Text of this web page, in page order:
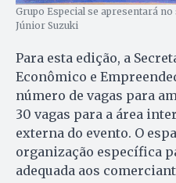
Grupo Especial se apresentará
Júnior Suzuki
Para esta edição, a
Econômico e
número de vagas para
30 vagas para a área
externa do evento. O
organização específica
adequada aos